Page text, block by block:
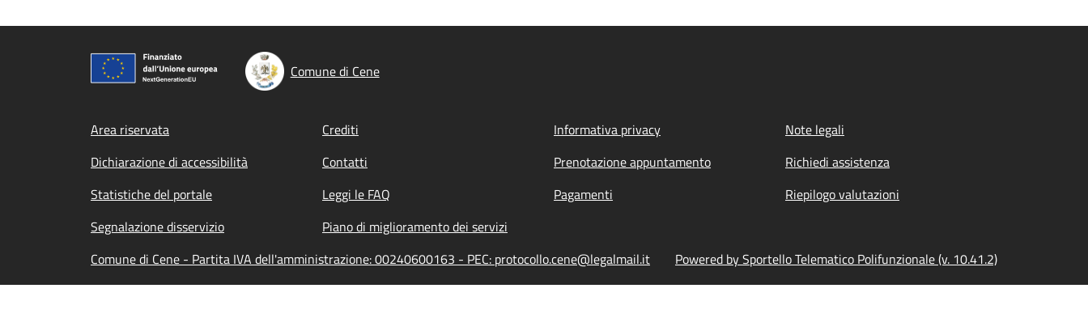
Comune di Cene
Footer menu
Area riservata Crediti Informativa privacy
Note legali
Dichiarazione di accessibilità
Contatti Prenotazione appuntamento
Richiedi assistenza
Statistiche del portale
Leggi le FAQ Pagamenti
Riepilogo valutazioni
Segnalazione disservizio
Piano di miglioramento dei servizi
Comune di Cene - Partita IVA dell'amministrazione: 00240600163 - PEC: protocollo.cene@legalmail.it
Powered by Sportello Telematico Polifunzionale (v. 10.41.2)